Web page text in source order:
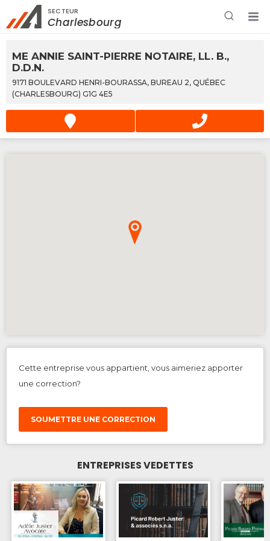
Rechercher à proximité - Entreprise / Rabais /
Services
SECTEUR
Charlesbourg
ME ANNIE SAINT-PIERRE NOTAIRE, LL. B.,
D.D.N.
9171 BOULEVARD HENRI-BOURASSA, BUREAU 2, QUÉBEC
(CHARLESBOURG) G1G 4E5
Cette entreprise vous appartient, vous aimeriez apporter
une correction?
SOUMETTRE UNE CORRECTION
ENTREPRISES VEDETTES